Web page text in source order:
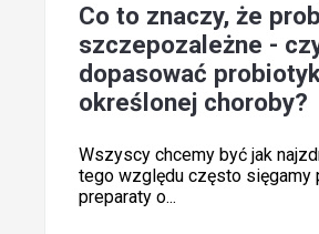
Co to znaczy, że
szczepozależne -
dopasować
określonej choroby?
Wszyscy chcemy być jak
tego względu często sięgamy
preparaty o...